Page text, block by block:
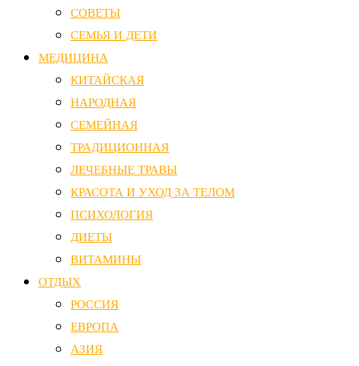
СОВЕТЫ
СЕМЬЯ И ДЕТИ
МЕДИЦИНА
КИТАЙСКАЯ
НАРОДНАЯ
СЕМЕЙНАЯ
ТРАДИЦИОННАЯ
ЛЕЧЕБНЫЕ ТРАВЫ
КРАСОТА И УХОД ЗА ТЕЛОМ
ПСИХОЛОГИЯ
ДИЕТЫ
ВИТАМИНЫ
ОТДЫХ
РОССИЯ
ЕВРОПА
АЗИЯ